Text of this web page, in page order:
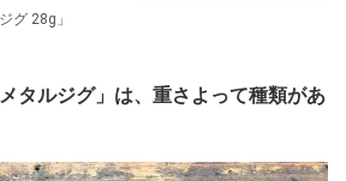
グ 28g」
タルジグ」は、重さよって種類があ